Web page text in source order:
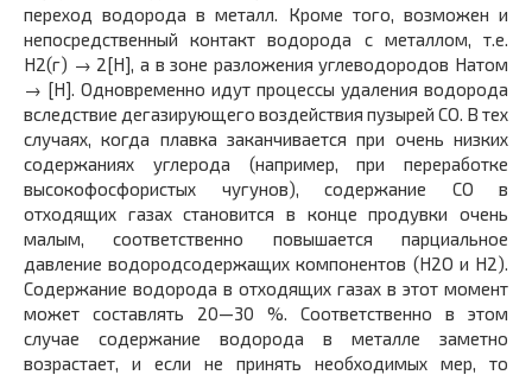
переход водорода в металл. Кроме того, возможен и
непосредственный контакт водорода с металлом, т.е.
Н2(г) → 2[Н], а в зоне разложения углеводородов Натом
→ [Н]. Одновременно идут процессы удаления водорода
вследствие дегазирующего воздействия пузырей СО. В тех
случаях, когда плавка заканчивается при очень низких
содержаниях углерода (например, при переработке
высокофосфористых чугунов), содержание СО в
отходящих газах становится в конце продувки очень
малым, соответственно повышается парциальное
давление водородсодержащих компонентов (Н2О и Н2).
Содержание водорода в отходящих газах в этот момент
может составлять 20—30 %. Соответственно в этом
случае содержание водорода в металле заметно
возрастает, и если не принять необходимых мер, то